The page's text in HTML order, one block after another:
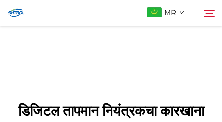
MR
डिजिटल तापमान नियंत्रकचा कारखाना